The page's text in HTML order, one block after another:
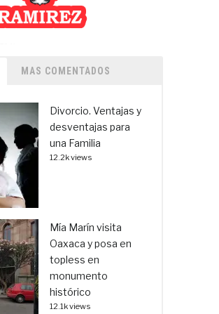
MAS COMENTADOS
Divorcio. Ventajas y
desventajas para
una Familia
12.2k views
Mía Marín visita
Oaxaca y posa en
topless en
monumento
histórico
12.1k views